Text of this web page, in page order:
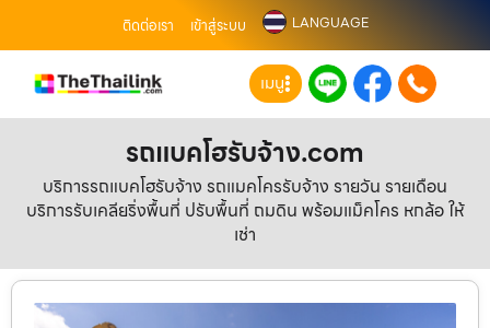
ติดต่อเรา เข้าสู่ระบบ LANGUAGE
เมนู
รถแบคโฮรับจ้าง.com
บริการรถแบคโฮรับจ้าง รถแมคโครรับจ้าง รายวัน รายเดือน
บริการรับเคลียริ่งพื้นที่ ปรับพื้นที่ ถมดิน พร้อมแม็คโคร หกล้อ ให้
เช่า